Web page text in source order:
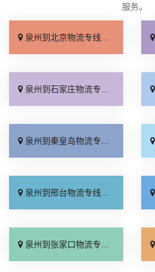
服务。
泉州到北京物流专线_几天到达「按时送达」
泉州到石家庄物流专线_无需中转「来电咨询」
泉州到秦皇岛物流专线_直通专线「高效快运」
泉州到邢台物流专线_天天发车「高速快运」
泉州到张家口物流专线_直达特快专线「门到门接送」